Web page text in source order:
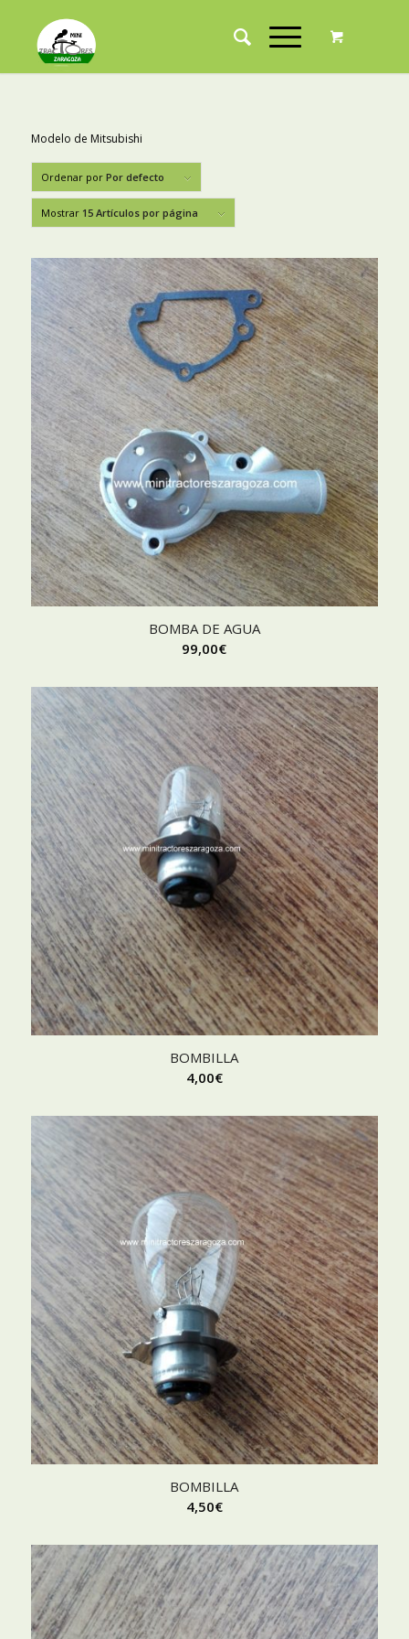
Modelo de Mitsubishi
Ordenar por Por defecto
Mostrar 15 Artículos por página
BOMBA DE AGUA
99,00€
BOMBILLA
4,00€
BOMBILLA
4,50€